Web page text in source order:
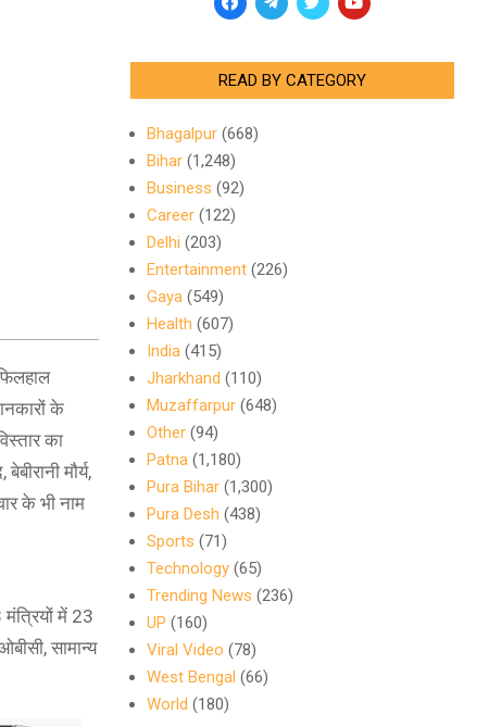
के
का
मौर्य,
के भी नाम
में 23
सामान्य
READ BY CATEGORY
Bhagalpur(668)
Bihar(1,248)
Business (92)
Career(122)
Delhi (203)
Entertainment(226)
Gaya(549)
Health (607)
India(415)
Jharkhand (110)
Muzaffarpur(648)
Other(94)
Patna(1,180)
Pura Bihar(1,300)
Pura Desh (438)
Sports (71)
Technology(65)
Trending News (236)
UP (160)
Viral Video (78)
West Bengal (66)
World (180)